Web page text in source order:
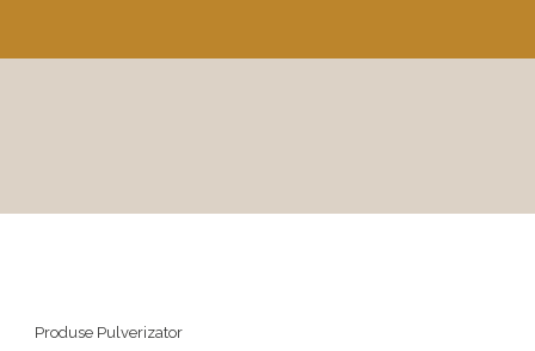
Produse Pulverizator